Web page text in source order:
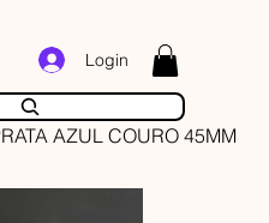
Login
AZUL COURO 45MM